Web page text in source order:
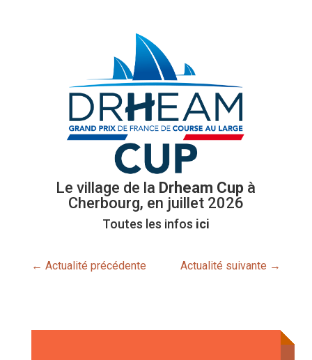
Le village de la Drheam Cup à
Cherbourg, en juillet 2026
Toutes les infos ici
← Actualité précédente Actualité suivante →